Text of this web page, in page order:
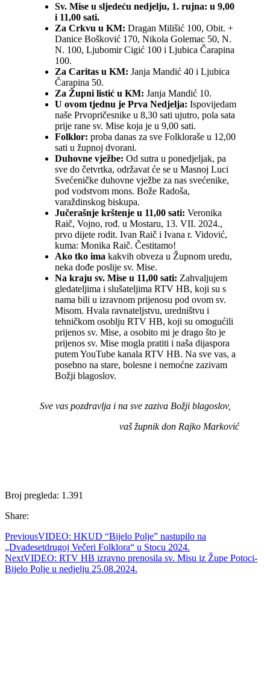
Sv. Mise u sljedeću nedjelju, 1. rujna: u 9,00
i 11,00 sati.
Za Crkvu u KM: Dragan Milišić 100, Obit. +
Danice Bošković 170, Nikola Golemac 50, N.
N. 100, Ljubomir Cigić 100 i Ljubica Čarapina
100.
Za Caritas u KM: Janja Mandić 40 i Ljubica
Čarapina 50.
Za Župni listić u KM: Janja Mandić 10.
U ovom tjednu je Prva Nedjelja: Ispovijedam
naše Prvopričesnike u 8,30 sati ujutro, pola sata
prije rane sv. Mise koja je u 9,00 sati.
Folklor: proba danas za sve Folkloraše u 12,00
sati u župnoj dvorani.
Duhovne vježbe: Od sutra u ponedjeljak, pa
sve do četvrtka, održavat će se u Masnoj Luci
Svećeničke duhovne vježbe za nas svećenike,
pod vodstvom mons. Bože Radoša,
varaždinskog biskupa.
Jučerašnje krštenje u 11,00 sati: Veronika
Raič, Vojno, rođ. u Mostaru, 13. VII. 2024.,
prvo dijete rodit. Ivan Raič i Ivana r. Vidović,
kuma: Monika Raič. Čestitamo!
Ako tko ima kakvih obveza u Župnom uredu,
neka dođe poslije sv. Mise.
Na kraju sv. Mise u 11,00 sati: Zahvaljujem
gledateljima i slušateljima RTV HB, koji su s
nama bili u izravnom prijenosu pod ovom sv.
Misom. Hvala ravnateljstvu, uredništvu i
tehničkom osoblju RTV HB, koji su omogućili
prijenos sv. Mise, a osobito mi je drago što je
prijenos sv. Mise mogla pratiti i naša dijaspora
putem YouTube kanala RTV HB. Na sve vas, a
posebno na stare, bolesne i nemoćne zazivam
Božji blagoslov.
Sve vas pozdravlja i na sve zaziva Božji blagoslov,
vaš župnik don Rajko Marković
Broj pregleda: 1.391
Share:
PreviousVIDEO: HKUD “Bijelo Polje” nastupilo na
„Dvadesetdrugoj Večeri Folklora“ u Stocu 2024.
NextVIDEO: RTV HB izravno prenosila sv. Misu iz Župe Potoci-
Bijelo Polje u nedjelju 25.08.2024.